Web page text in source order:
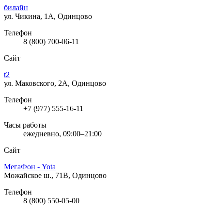
билайн
ул. Чикина, 1А, Одинцово
Телефон
8 (800) 700-06-11
Сайт
t2
ул. Маковского, 2А, Одинцово
Телефон
+7 (977) 555-16-11
Часы работы
ежедневно, 09:00–21:00
Сайт
МегаФон - Yota
Можайское ш., 71В, Одинцово
Телефон
8 (800) 550-05-00